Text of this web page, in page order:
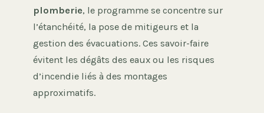
plomberie, le programme se concentre sur
l’étanchéité, la pose de mitigeurs et la
gestion des évacuations. Ces savoir-faire
évitent les dégâts des eaux ou les risques
d’incendie liés à des montages
approximatifs.